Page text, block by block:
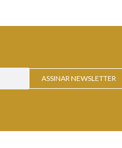
ASSINAR NEWSLETTER